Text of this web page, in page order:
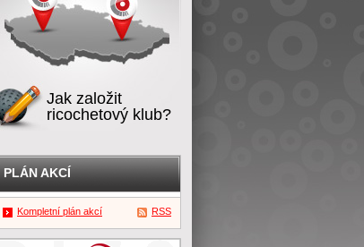
Jak založit
ricochetový klub?
PLÁN AKCÍ
Kompletní plán akcí RSS